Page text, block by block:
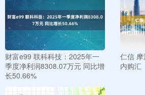
财富e99 联科科技：2025年一
季度净利润8308.07万元 同比增
长50.66%
仁信
内购汇